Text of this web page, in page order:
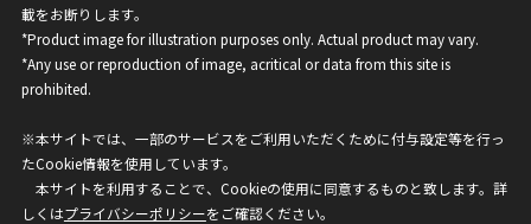
載をお断りします。
*Product image for illustration purposes only. Actual product may vary.
*Any use or reproduction of image, acritical or data from this site is
prohibited.
※本サイトでは、一部のサービスをご利用いただくために付与設定等を行っ
たCookie情報を使用しています。
本サイトを利用することで、Cookieの使用に同意するものと致します。詳
しくはプライバシーポリシーをご確認ください。